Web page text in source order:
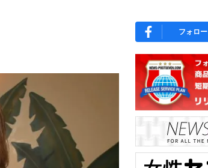
フォロー